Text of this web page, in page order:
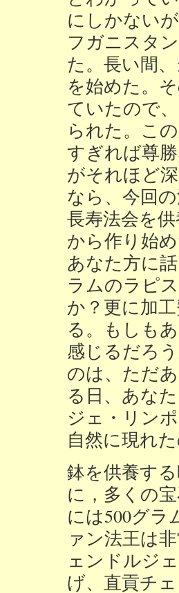
にしかない
フガニスタ
た。長い間
を始めた。
ていたので
られた。こ
すぎれば尊
がそれほど
なら、今回
長寿法会を
から作り始
あなた方に
ラムのラピ
か？更に加
る。もしも
感じるだろ
のは、ただ
る日、あな
ジェ・リン
自然に現れ
鉢を供養す
に，多くの
には500グラ
ァン法王は
ェンドルジ
げ、直貢チ